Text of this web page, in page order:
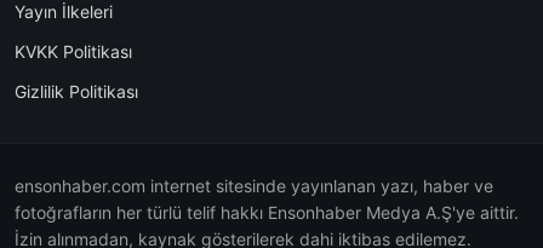
Yayın İlkeleri
KVKK Politikası
Gizlilik Politikası
ensonhaber.com internet sitesinde yayınlanan yazı, haber ve
fotoğrafların her türlü telif hakkı Ensonhaber Medya A.Ş'ye aittir.
İzin alınmadan, kaynak gösterilerek dahi iktibas edilemez.